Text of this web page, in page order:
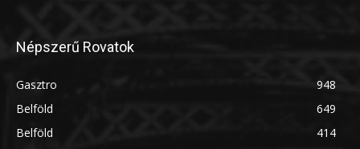
Népszerű Rovatok
Gasztro
948
Belföld
649
Belföld
414